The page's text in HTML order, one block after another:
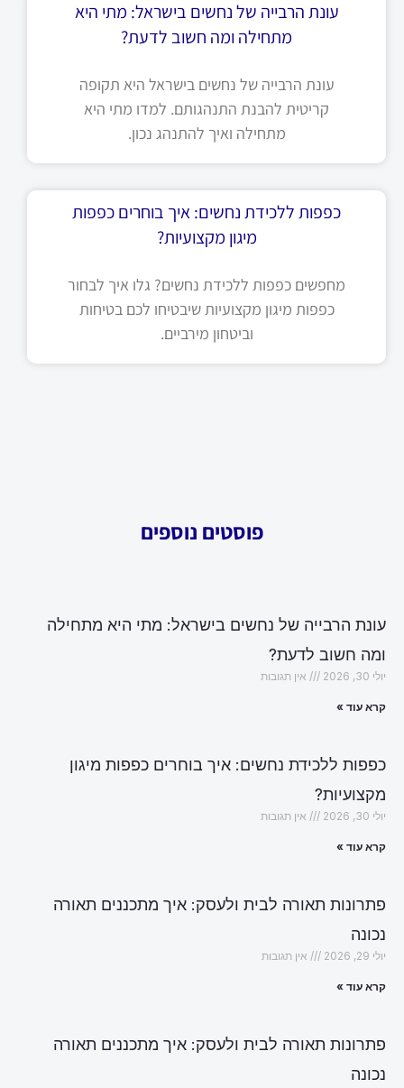
עונת הרבייה של נחשים בישראל: מתי היא
מתחילה ומה חשוב לדעת?
עונת הרבייה של נחשים בישראל היא תקופה
קריטית להבנת התנהגותם. למדו מתי היא
מתחילה ואיך להתנהג נכון.
כפפות ללכידת נחשים: איך בוחרים כפפות
מיגון מקצועיות?
מחפשים כפפות ללכידת נחשים? גלו איך לבחור
כפפות מיגון מקצועיות שיבטיחו לכם בטיחות
וביטחון מירביים.
פוסטים נוספים
עונת הרבייה של נחשים בישראל: מתי היא מתחילה
ומה חשוב לדעת?
יולי 30, 2026 אין תגובות
קרא עוד »
כפפות ללכידת נחשים: איך בוחרים כפפות מיגון
מקצועיות?
יולי 30, 2026 אין תגובות
קרא עוד »
פתרונות תאורה לבית ולעסק: איך מתכננים תאורה
נכונה
יולי 29, 2026 אין תגובות
קרא עוד »
פתרונות תאורה לבית ולעסק: איך מתכננים תאורה
נכונה